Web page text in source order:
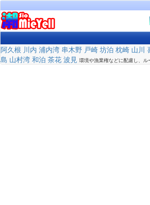
阿久根 川内 浦内湾 串木野 戸崎 坊泊 枕崎 山川
島 山村湾 和泊 茶花 波見 環境や漁業権などに配慮し、ル